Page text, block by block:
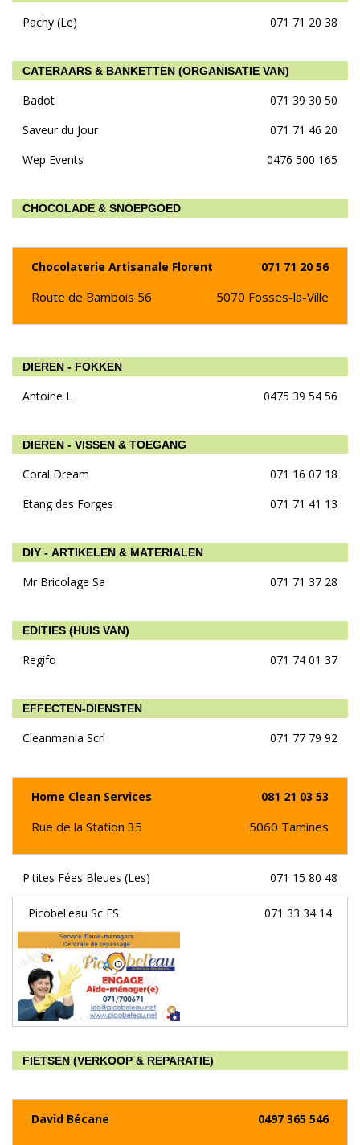
Pachy (Le) 071 71 20 38
CATERAARS & BANKETTEN (ORGANISATIE VAN)
Badot
071 39 30 50
Saveur du Jour
071 71 46 20
Wep Events
0476 500 165
CHOCOLADE & SNOEPGOED
Chocolaterie Artisanale Florent 071 71 20 56
Route de Bambois 56 5070 Fosses-la-Ville
DIEREN - FOKKEN
Antoine L 0475 39 54 56
DIEREN - VISSEN & TOEGANG
Coral Dream
071 16 07 18
Etang des Forges
071 71 41 13
DIY - ARTIKELEN & MATERIALEN
Mr Bricolage Sa 071 71 37 28
EDITIES (HUIS VAN)
Regifo 071 74 01 37
EFFECTEN-DIENSTEN
Cleanmania Scrl 071 77 79 92
Home Clean Services 081 21 03 53
Rue de la Station 35 5060 Tamines
P'tites Fées Bleues (Les) 071 15 80 48
Picobel'eau Sc FS 071 33 34 14
FIETSEN (VERKOOP & REPARATIE)
David Bécane 0497 365 546